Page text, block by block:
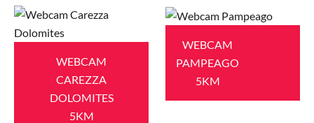
WEBCAM
CAREZZA
DOLOMITES
5KM
WEBCAM
PAMPEAGO
5KM